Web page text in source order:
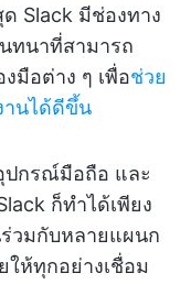
Slack มีช่องทาง
ทนาที่สามารถ
มือต่าง ๆ เพื่อช่วย
านได้ดีขึ้น
ปกรณ์มือถือ และ
ก็ทำได้เพียง
วมกับหลายแผนก
ให้ทุกอย่างเชื่อม